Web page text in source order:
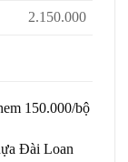
2.150.000
150.000/bộ
Đài Loan